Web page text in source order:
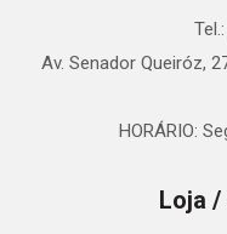
Av. Senador Queiróz,
HORÁRIO:
Loja